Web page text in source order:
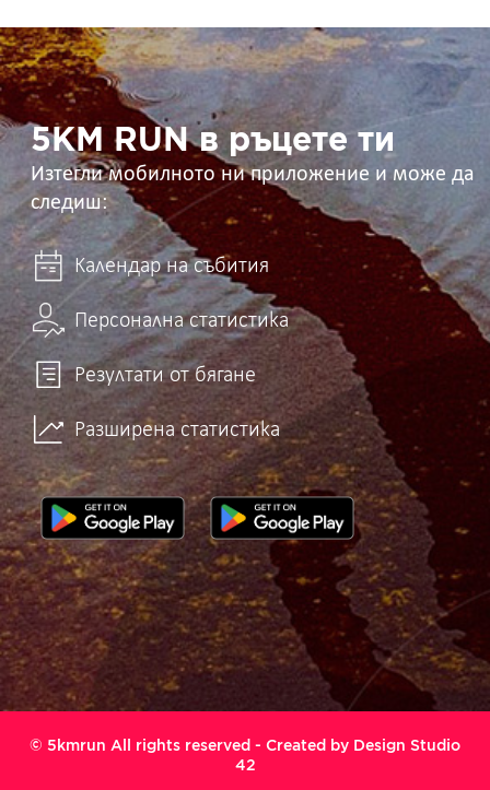
5KM
RUN
в
ръцете
ти 5KM RUN в ръцете ти
Изтегли мобилното ни приложение и може да
следиш:
Календар на събития
Персонална статистика
Резултати от бягане
Разширена статистика
© 5kmrun All rights reserved - Created by Design Studio
42